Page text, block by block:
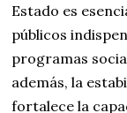
Estado es
públicos
programas
además, la
fortalece la